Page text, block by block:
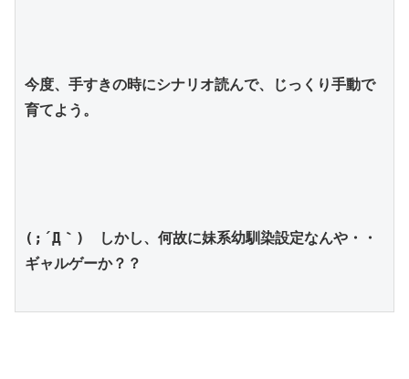
今度、手すきの時にシナリオ読んで、じっくり手動で
育てよう。
(;´Д｀)　しかし、何故に妹系幼馴染設定なんや・・
ギャルゲーか？？